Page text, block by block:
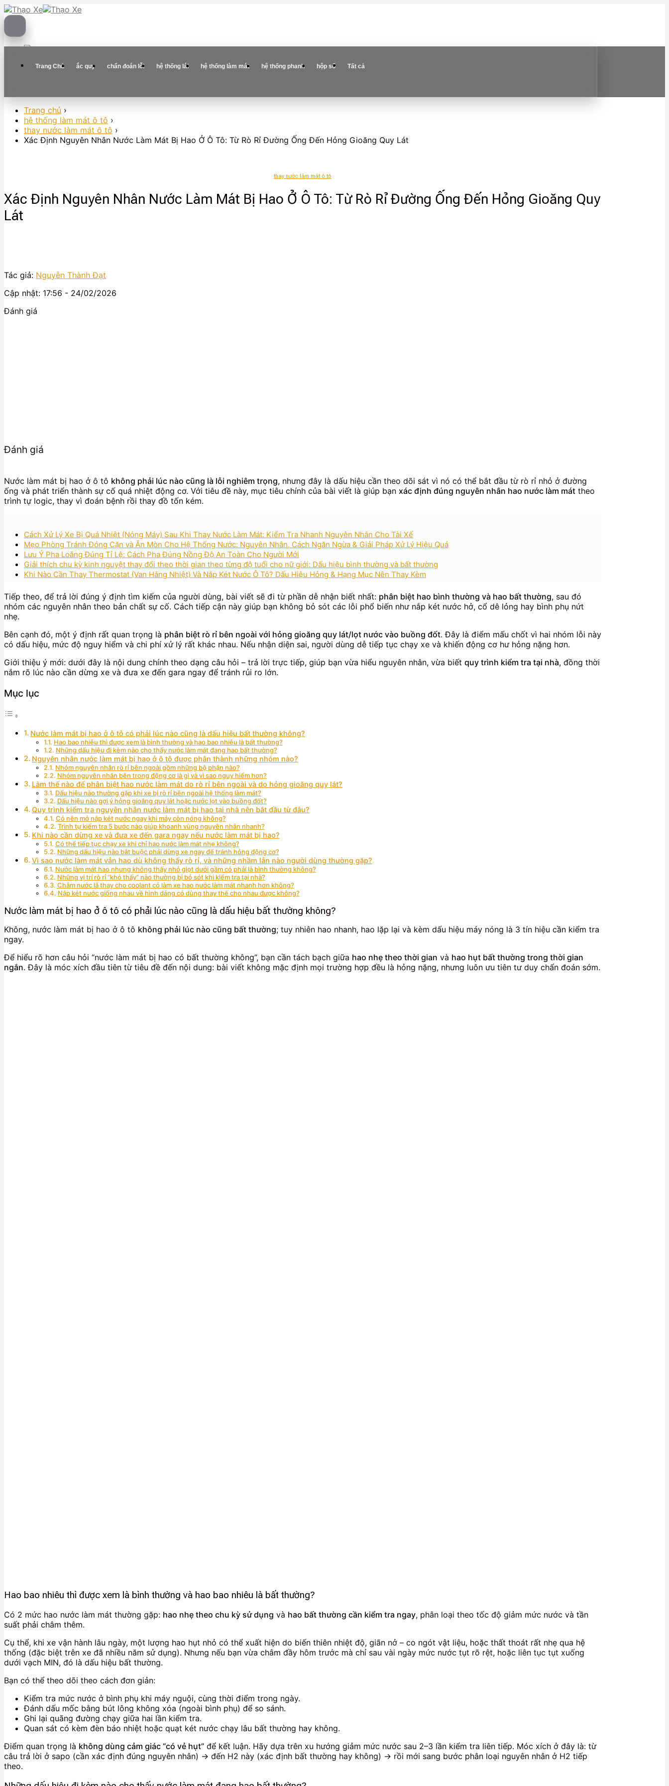
Skip
to
Trang Chủ ắc quy chẩn đoán lỗi hệ thống lái hệ thống làm mát hệ thống phanh hộp số Tất cả
Trang chủ ›
hệ thống làm mát ô tô ›
thay nước làm mát ô tô ›
Xác Định Nguyên Nhân Nước Làm Mát Bị Hao Ở Ô Tô: Từ Rò Rỉ Đường Ống Đến Hỏng Gioăng Quy Lát
thay nước làm mát ô tô
Xác Định Nguyên Nhân Nước Làm Mát Bị Hao Ở Ô Tô: Từ Rò Rỉ Đường Ống Đến Hỏng Gioăng Quy
Lát
Tác giả: Nguyễn Thành Đạt
Cập nhật: 17:56 - 24/02/2026
Đánh giá
Đánh giá
Nước làm mát bị hao ở ô tô không phải lúc nào cũng là lỗi nghiêm trọng, nhưng đây là dấu hiệu cần theo dõi sát vì nó có thể bắt đầu từ rò rỉ nhỏ ở đường
ống và phát triển thành sự cố quá nhiệt động cơ. Với tiêu đề này, mục tiêu chính của bài viết là giúp bạn xác định đúng nguyên nhân hao nước làm mát theo
trình tự logic, thay vì đoán bệnh rồi thay đồ tốn kém.
Cách Xử Lý Xe Bị Quá Nhiệt (Nóng Máy) Sau Khi Thay Nước Làm Mát: Kiểm Tra Nhanh Nguyên Nhân Cho Tài Xế
Mẹo Phòng Tránh Đóng Cặn và Ăn Mòn Cho Hệ Thống Nước: Nguyên Nhân, Cách Ngăn Ngừa & Giải Pháp Xử Lý Hiệu Quả
Lưu Ý Pha Loãng Đúng Tỉ Lệ: Cách Pha Đúng Nồng Độ An Toàn Cho Người Mới
Giải thích chu kỳ kinh nguyệt thay đổi theo thời gian theo từng độ tuổi cho nữ giới: Dấu hiệu bình thường và bất thường
Khi Nào Cần Thay Thermostat (Van Hằng Nhiệt) Và Nắp Két Nước Ô Tô? Dấu Hiệu Hỏng & Hạng Mục Nên Thay Kèm
Tiếp theo, để trả lời đúng ý định tìm kiếm của người dùng, bài viết sẽ đi từ phần dễ nhận biết nhất: phân biệt hao bình thường và hao bất thường, sau đó
nhóm các nguyên nhân theo bản chất sự cố. Cách tiếp cận này giúp bạn không bỏ sót các lỗi phổ biến như nắp két nước hở, cổ dê lỏng hay bình phụ nứt
nhẹ.
Bên cạnh đó, một ý định rất quan trọng là phân biệt rò rỉ bên ngoài với hỏng gioăng quy lát/lọt nước vào buồng đốt. Đây là điểm mấu chốt vì hai nhóm lỗi này
có dấu hiệu, mức độ nguy hiểm và chi phí xử lý rất khác nhau. Nếu nhận diện sai, người dùng dễ tiếp tục chạy xe và khiến động cơ hư hỏng nặng hơn.
Giới thiệu ý mới: dưới đây là nội dung chính theo dạng câu hỏi – trả lời trực tiếp, giúp bạn vừa hiểu nguyên nhân, vừa biết quy trình kiểm tra tại nhà, đồng thời
nắm rõ lúc nào cần dừng xe và đưa xe đến gara ngay để tránh rủi ro lớn.
Mục lục
Nước làm mát bị hao ở ô tô có phải lúc nào cũng là dấu hiệu bất thường không?
Hao bao nhiêu thì được xem là bình thường và hao bao nhiêu là bất thường?
Những dấu hiệu đi kèm nào cho thấy nước làm mát đang hao bất thường?
Nguyên nhân nước làm mát bị hao ở ô tô được phân thành những nhóm nào?
Nhóm nguyên nhân rò rỉ bên ngoài gồm những bộ phận nào?
Nhóm nguyên nhân bên trong động cơ là gì và vì sao nguy hiểm hơn?
Làm thế nào để phân biệt hao nước làm mát do rò rỉ bên ngoài và do hỏng gioăng quy lát?
Dấu hiệu nào thường gặp khi xe bị rò rỉ bên ngoài hệ thống làm mát?
Dấu hiệu nào gợi ý hỏng gioăng quy lát hoặc nước lọt vào buồng đốt?
Quy trình kiểm tra nguyên nhân nước làm mát bị hao tại nhà nên bắt đầu từ đâu?
Có nên mở nắp két nước ngay khi máy còn nóng không?
Trình tự kiểm tra 5 bước nào giúp khoanh vùng nguyên nhân nhanh?
Khi nào cần dừng xe và đưa xe đến gara ngay nếu nước làm mát bị hao?
Có thể tiếp tục chạy xe khi chỉ hao nước làm mát nhẹ không?
Những dấu hiệu nào bắt buộc phải dừng xe ngay để tránh hỏng động cơ?
Vì sao nước làm mát vẫn hao dù không thấy rò rỉ, và những nhầm lẫn nào người dùng thường gặp?
Nước làm mát hao nhưng không thấy nhỏ giọt dưới gầm có phải là bình thường không?
Những vị trí rò rỉ “khó thấy” nào thường bị bỏ sót khi kiểm tra tại nhà?
Châm nước lã thay cho coolant có làm xe hao nước làm mát nhanh hơn không?
Nắp két nước giống nhau về hình dáng có dùng thay thế cho nhau được không?
Nước làm mát bị hao ở ô tô có phải lúc nào cũng là dấu hiệu bất thường không?
Không, nước làm mát bị hao ở ô tô không phải lúc nào cũng bất thường; tuy nhiên hao nhanh, hao lặp lại và kèm dấu hiệu máy nóng là 3 tín hiệu cần kiểm tra
ngay.
Để hiểu rõ hơn câu hỏi “nước làm mát bị hao có bất thường không”, bạn cần tách bạch giữa hao nhẹ theo thời gian và hao hụt bất thường trong thời gian
ngắn. Đây là móc xích đầu tiên từ tiêu đề đến nội dung: bài viết không mặc định mọi trường hợp đều là hỏng nặng, nhưng luôn ưu tiên tư duy chẩn đoán sớm.
Hao bao nhiêu thì được xem là bình thường và hao bao nhiêu là bất thường?
Có 2 mức hao nước làm mát thường gặp: hao nhẹ theo chu kỳ sử dụng và hao bất thường cần kiểm tra ngay, phân loại theo tốc độ giảm mức nước và tần
suất phải châm thêm.
Cụ thể, khi xe vận hành lâu ngày, một lượng hao hụt nhỏ có thể xuất hiện do biến thiên nhiệt độ, giãn nở – co ngót vật liệu, hoặc thất thoát rất nhẹ qua hệ
thống (đặc biệt trên xe đã nhiều năm sử dụng). Nhưng nếu bạn vừa châm đầy hôm trước mà chỉ sau vài ngày mức nước tụt rõ rệt, hoặc liên tục tụt xuống
dưới vạch MIN, đó là dấu hiệu bất thường.
Bạn có thể theo dõi theo cách đơn giản:
Kiểm tra mức nước ở bình phụ khi máy nguội, cùng thời điểm trong ngày.
Đánh dấu mốc bằng bút lông không xóa (ngoài bình phụ) để so sánh.
Ghi lại quãng đường chạy giữa hai lần kiểm tra.
Quan sát có kèm đèn báo nhiệt hoặc quạt két nước chạy lâu bất thường hay không.
Điểm quan trọng là không dùng cảm giác “có vẻ hụt” để kết luận. Hãy dựa trên xu hướng giảm mức nước sau 2–3 lần kiểm tra liên tiếp. Móc xích ở đây là: từ
câu trả lời ở sapo (cần xác định đúng nguyên nhân) → đến H2 này (xác định bất thường hay không) → rồi mới sang bước phân loại nguyên nhân ở H2 tiếp
theo.